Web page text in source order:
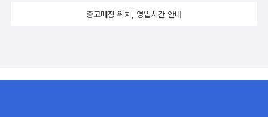
중고매장 위치, 영업시간 안내